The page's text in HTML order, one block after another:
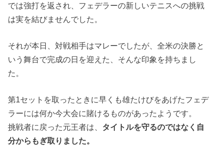
では強打を返され、フェデラーの新しいテニスへの挑戦
は実を結びませんでした。
それが本日、対戦相手はマレーでしたが、全米の決勝と
いう舞台で完成の日を迎えた、そんな印象を持ちまし
た。
第1セットを取ったときに早くも雄たけびをあげたフェデ
ラーには何か今大会に賭けるものがあったようです。
挑戦者に戻った元王者は、 タイトルを守るのではなく自
分からもぎ取りました。